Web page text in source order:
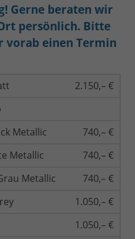
Gerne beraten wir
persönlich. Bitte
vorab einen Termin
2.150,– €
Metallic 740,– €
Metallic 740,– €
Metallic 740,– €
1.050,– €
1.050,– €